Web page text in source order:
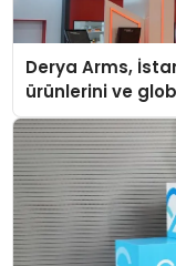
Derya Arms,
ürünlerini ve